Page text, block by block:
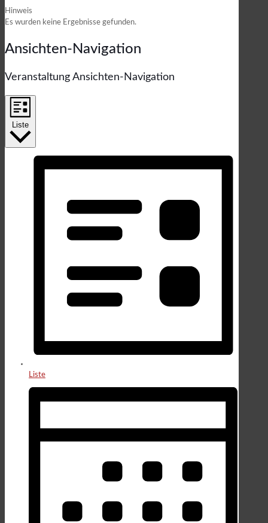
Hinweis
Es wurden keine Ergebnisse gefunden.
Ansichten-Navigation
Veranstaltung Ansichten-Navigation
Liste
Liste